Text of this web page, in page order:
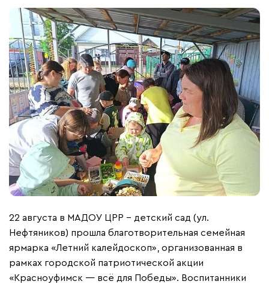
22 августа в МАДОУ ЦРР - детский сад (ул.
Нефтяников) прошла благотворительная семейная
ярмарка «Летний калейдоскоп», организованная в
рамках городской патриотической акции
«Красноуфимск — всё для Победы». Воспитанники